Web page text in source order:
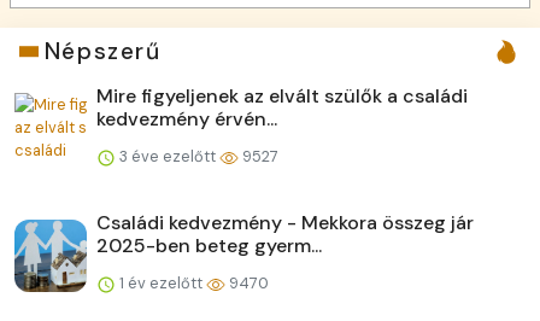
Népszerű
Mire figyeljenek az elvált szülők a családi
kedvezmény érvén...
3 éve ezelőtt 9527
Családi kedvezmény - Mekkora összeg jár
2025-ben beteg gyerm...
1 év ezelőtt 9470